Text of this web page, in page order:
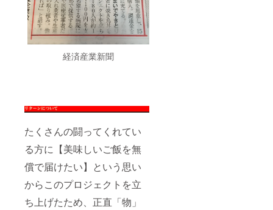
経済産業新聞
たくさんの闘ってくれてい
る方に【美味しいご飯を無
償で届けたい】という思い
からこのプロジェクトを立
ち上げたため、正直「物」